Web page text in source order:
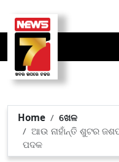
Home
ଖେଳ
ଆଉ ନାହାଁନ୍ତି ଶୁଟର
ପଦକ